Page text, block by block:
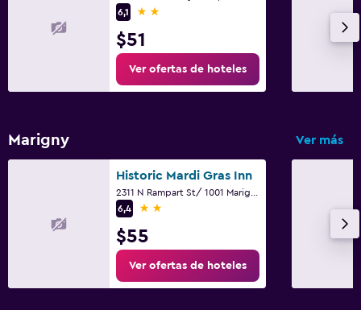
6,1
2 estrellas
$51
Ver ofertas de hoteles
Marigny Ver más
Historic Mardi Gras Inn
6,4
2 estrellas
$55
Ver ofertas de hoteles